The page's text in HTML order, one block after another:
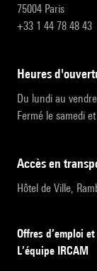
75004 Paris
+33 1 44 78 48 43
heures
Du lundi au
Fermé le samedi
accès en
Hôtel de Ville,
Offres d’emploi
L’équipe IRCAM